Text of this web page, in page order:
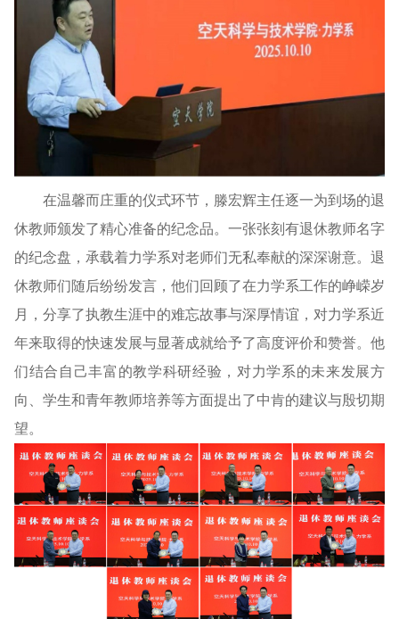
在温馨而庄重的仪式环节，滕宏辉主任逐一为到场的退
休教师颁发了精心准备的纪念品。一张张刻有退休教师名字
的纪念盘，承载着力学系对老师们无私奉献的深深谢意。退
休教师们随后纷纷发言，他们回顾了在力学系工作的峥嵘岁
月，分享了执教生涯中的难忘故事与深厚情谊，对力学系近
年来取得的快速发展与显著成就给予了高度评价和赞誉。他
们结合自己丰富的教学科研经验，对力学系的未来发展方
向、学生和青年教师培养等方面提出了中肯的建议与殷切期
望。